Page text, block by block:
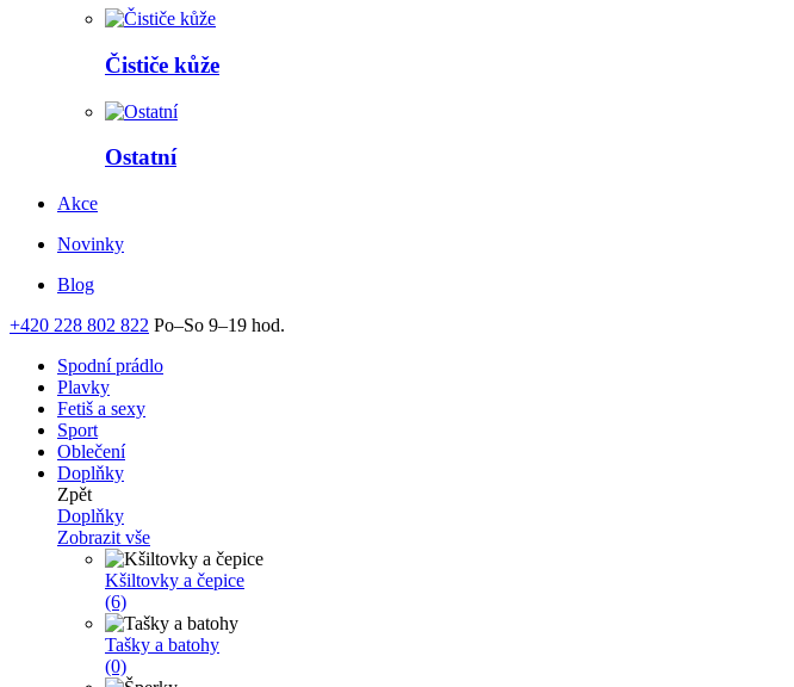
Čističe kůže
Ostatní
Akce
Novinky
Blog
+420 228 802 822 Po–So 9–19 hod.
Spodní prádlo
Plavky
Fetiš a sexy
Sport
Oblečení
Doplňky
Zpět
Doplňky
Zobrazit vše
Kšiltovky a čepice
(6)
Tašky a batohy
(0)